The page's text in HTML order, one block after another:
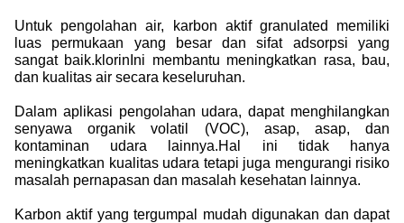
Untuk pengolahan air, karbon aktif granulated memiliki
luas permukaan yang besar dan sifat adsorpsi yang
sangat baik.klorinIni membantu meningkatkan rasa, bau,
dan kualitas air secara keseluruhan.
Dalam aplikasi pengolahan udara, dapat menghilangkan
senyawa organik volatil (VOC), asap, asap, dan
kontaminan udara lainnya.Hal ini tidak hanya
meningkatkan kualitas udara tetapi juga mengurangi risiko
masalah pernapasan dan masalah kesehatan lainnya.
Karbon aktif yang tergumpal mudah digunakan dan dapat